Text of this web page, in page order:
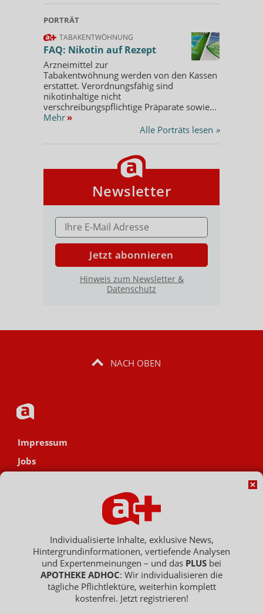
PORTRÄT
TABAKENTWÖHNUNG
FAQ: Nikotin auf Rezept
Arzneimittel zur
Tabakentwöhnung werden von den Kassen
erstattet. Verordnungsfähig sind
nikotinhaltige nicht
verschreibungspflichtige Präparate sowie...
Mehr »
Alle Porträts lesen »
Newsletter
E-MAIL ADRESSE
Jetzt abonnieren
Hinweis zum Newsletter &
Datenschutz
NACH OBEN
Impressum
Jobs
Hinweisgebersystem
Vertrag widerrufen
Copyright © 2007 - 2026 , APOTHEKE ADHOC ist ein Dienst der ELPATO
Individualisierte Inhalte, exklusive News,
Hintergrundinformationen, vertiefende Analysen
und Expertenmeinungen – und das PLUS bei
APOTHEKE ADHOC: Wir individualisieren die
tägliche Pflichtlektüre, weiterhin komplett
kostenfrei. Jetzt registrieren!